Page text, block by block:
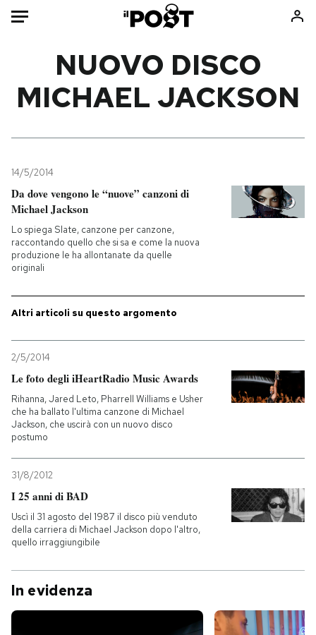
HOME
Mondo
Tecnologia
Internet
Cultura
Economia
Libri
Ok Boomer!
Europa
PODCAST
I MIEI PREFERITI
SHOP
CALENDARIO
NUOVO DISCO
MICHAEL JACKSON
14/5/2014
Da dove vengono le “nuove” canzoni di
Michael Jackson
Lo spiega Slate, canzone per canzone,
raccontando quello che si sa e come la nuova
produzione le ha allontanate da quelle
originali
Altri articoli su questo argomento
2/5/2014
Le foto degli iHeartRadio Music Awards
Rihanna, Jared Leto, Pharrell Williams e Usher
che ha ballato l'ultima canzone di Michael
Jackson, che uscirà con un nuovo disco
postumo
31/8/2012
I 25 anni di BAD
Uscì il 31 agosto del 1987 il disco più venduto
della carriera di Michael Jackson dopo l'altro,
quello irraggiungibile
In evidenza